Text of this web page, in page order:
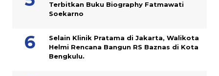
Terbitkan Buku Biography Fatmawati
Soekarno
Selain Klinik Pratama di Jakarta, Walikota
Helmi Rencana Bangun RS Baznas di Kota
Bengkulu.